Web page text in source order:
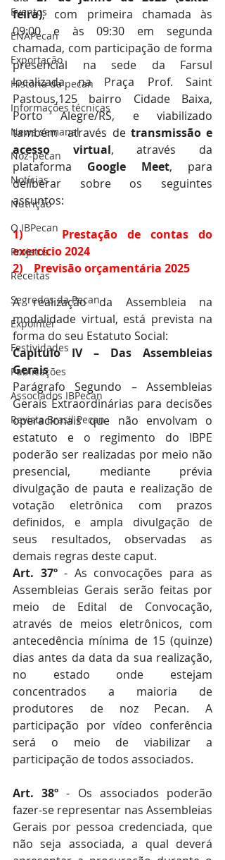
Eventos
ENAPecan
Exportação
História da pecan
Informações técnicas
News semanal
Noz-pecan
Notícias
Nutrição
O IBPecan
Projetos
Receitas
Segredos da Pecan
Expointer
Festividades
Publicações
Associados IBPecan
Revista Brasil Pecan
feira), com primeira chamada às
09:00 e às 09:30 em segunda
chamada, com participação de forma
presencial na sede da Farsul
localizada na
Praça Prof. Saint
Pastous,125 bairro Cidade Baixa,
Porto Alegre/RS,
e viabilizado
também  através de transmissão e
acesso virtual, através da
plataforma Google Meet, para
deliberar sobre os seguintes
assuntos:
1)    Prestação de contas do
exercício 2024
2)    Previsão orçamentária 2025
A realização da Assembleia na
modalidade virtual, está prevista na
forma do seu Estatuto Social:
Capitulo IV – Das Assembleias
Gerais
Parágrafo Segundo – Assembleias
Gerais Extraordinárias para decisões
operacionais que não envolvam o
estatuto e o regimento do IBPE
poderão ser realizadas por meio não
presencial, mediante prévia
divulgação de pauta e realização de
votação eletrônica com prazos
definidos, e ampla divulgação de
seus resultados, observadas as
demais regras deste caput.
Art. 37º - As convocações para as
Assembleias Gerais serão feitas por
meio de Edital de Convocação,
através de meios eletrônicos, com
antecedência mínima de 15 (quinze)
dias antes da data da sua realização,
no estado onde estejam
concentrados a maioria de
produtores de noz Pecan. A
participação por vídeo conferência
será o meio de viabilizar a
participação de todos associados.
Art. 38º - Os associados poderão
fazer-se representar nas Assembleias
Gerais por pessoa credenciada, que
não seja associada, a qual deverá